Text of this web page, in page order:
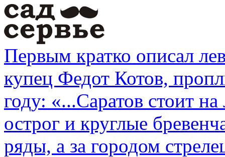
Первым кратко описал
купец Федот Котов,
году: «...Саратов стоит
острог и круглые
ряды, а за городом